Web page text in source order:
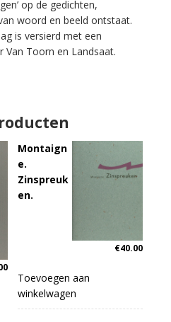
op de gedichten,
woord en beeld ontstaat.
is versierd met een
Van Toorn en Landsaat.
Montaign
e.
Zinspreuk
en.
€40.00
Toevoegen aan
winkelwagen